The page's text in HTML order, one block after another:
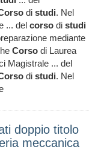
di studi. Nel
... del corso di studi
mediante
Corso di Laurea
Magistrale ... del
di studi. Nel
doppio titolo
meccanica